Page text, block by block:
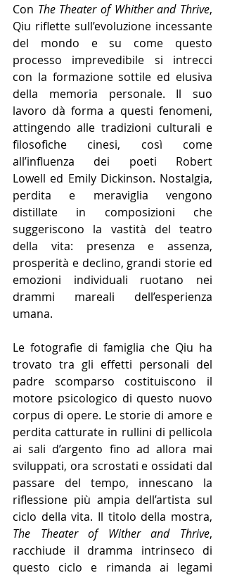
Con The Theater of Whither and Thrive,
Qiu riflette sull’evoluzione incessante
del mondo e su come questo
processo imprevedibile si intrecci
con la formazione sottile ed elusiva
della memoria personale. Il suo
lavoro dà forma a questi fenomeni,
attingendo alle tradizioni culturali e
filosofiche cinesi, così come
all’influenza dei poeti Robert
Lowell ed Emily Dickinson. Nostalgia,
perdita e meraviglia vengono
distillate in composizioni che
suggeriscono la vastità del teatro
della vita: presenza e assenza,
prosperità e declino, grandi storie ed
emozioni individuali ruotano nei
drammi mareali dell’esperienza
umana.
Le fotografie di famiglia che Qiu ha
trovato tra gli effetti personali del
padre scomparso costituiscono il
motore psicologico di questo nuovo
corpus di opere. Le storie di amore e
perdita catturate in rullini di pellicola
ai sali d’argento fino ad allora mai
sviluppati, ora scrostati e ossidati dal
passare del tempo, innescano la
riflessione più ampia dell’artista sul
The Theater of Wither and Thrive,
racchiude il dramma intrinseco di
questo ciclo e rimanda ai legami